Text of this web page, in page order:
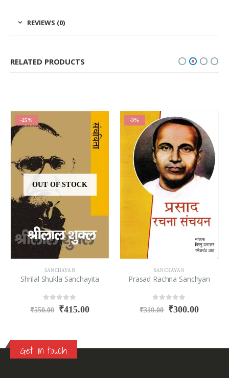
REVIEWS (0)
RELATED PRODUCTS
-25%
OUT OF STOCK
SANCHAYAN
Shrilal Shukla Sanchayita
out of 5
₹550.00 ₹415.00
-3%
SANCHAYAN
Prasad Rachna Sanchyan
out of 5
₹310.00 ₹300.00
Get in touch